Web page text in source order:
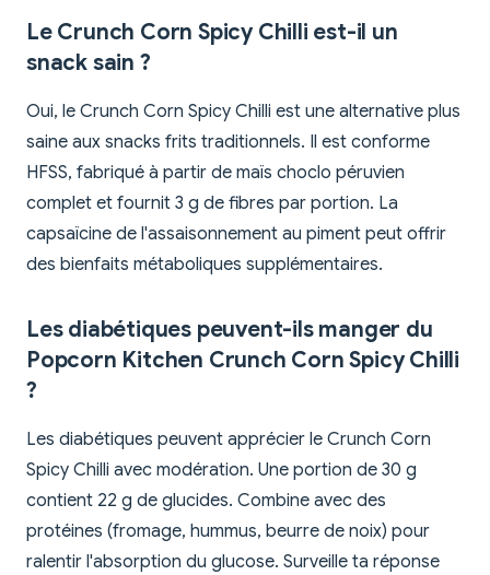
Le Crunch Corn Spicy Chilli est-il un
snack sain ?
Oui, le Crunch Corn Spicy Chilli est une alternative plus
saine aux snacks frits traditionnels. Il est conforme
HFSS, fabriqué à partir de maïs choclo péruvien
complet et fournit 3 g de fibres par portion. La
capsaïcine de l'assaisonnement au piment peut offrir
des bienfaits métaboliques supplémentaires.
Les diabétiques peuvent-ils manger du
Popcorn Kitchen Crunch Corn Spicy Chilli
?
Les diabétiques peuvent apprécier le Crunch Corn
Spicy Chilli avec modération. Une portion de 30 g
contient 22 g de glucides. Combine avec des
protéines (fromage, hummus, beurre de noix) pour
ralentir l'absorption du glucose. Surveille ta réponse